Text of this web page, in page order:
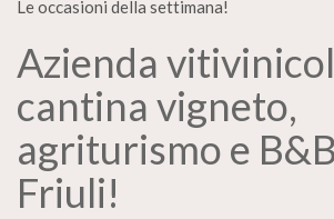
Le occasioni della settimana!
Azienda
cantina vigneto,
agriturismo e
Friuli!